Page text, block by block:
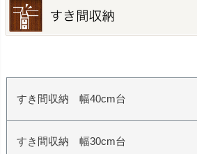
すき間収納 幅40cm台
すき間収納 幅30cm台